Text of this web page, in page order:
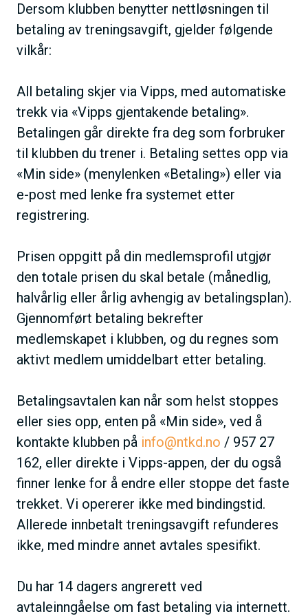
Dersom klubben benytter nettløsningen til
betaling av treningsavgift, gjelder følgende
vilkår:
All betaling skjer via Vipps, med automatiske
trekk via «Vipps gjentakende betaling».
Betalingen går direkte fra deg som forbruker
til klubben du trener i. Betaling settes opp via
«Min side» (menylenken «Betaling») eller via
e-post med lenke fra systemet etter
registrering.
Prisen oppgitt på din medlemsprofil utgjør
den totale prisen du skal betale (månedlig,
halvårlig eller årlig avhengig av betalingsplan).
Gjennomført betaling bekrefter
medlemskapet i klubben, og du regnes som
aktivt medlem umiddelbart etter betaling.
Betalingsavtalen kan når som helst stoppes
eller sies opp, enten på «Min side», ved å
kontakte klubben på info@ntkd.no / 957 27
162, eller direkte i Vipps-appen, der du også
finner lenke for å endre eller stoppe det faste
trekket. Vi opererer ikke med bindingstid.
Allerede innbetalt treningsavgift refunderes
ikke, med mindre annet avtales spesifikt.
Du har 14 dagers angrerett ved
avtaleinngåelse om fast betaling via internett.